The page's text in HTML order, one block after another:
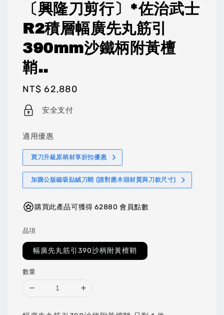
〔興隆刀剪行〕*佐治武士
R2積層幅廣先丸筋引
390mm沙鐵柄附黃檀
鞘..
Regular
price
NT$ 62,880
安全支付
適用優惠
買刀升級原柄材享折扣優惠
加購公版磁吸貼絨刀鞘 (請對應木頭材質與刀款尺寸)
購買此產品可獲得 62880 會員點數
品項
幅廣先丸筋引390沙柄附黃檀鞘
數量